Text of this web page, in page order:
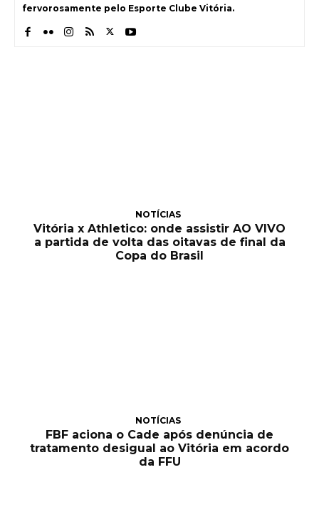
fervorosamente pelo Esporte Clube Vitória.
NOTÍCIAS
Vitória x Athletico: onde assistir AO VIVO
a partida de volta das oitavas de final da
Copa do Brasil
NOTÍCIAS
FBF aciona o Cade após denúncia de
tratamento desigual ao Vitória em acordo
da FFU